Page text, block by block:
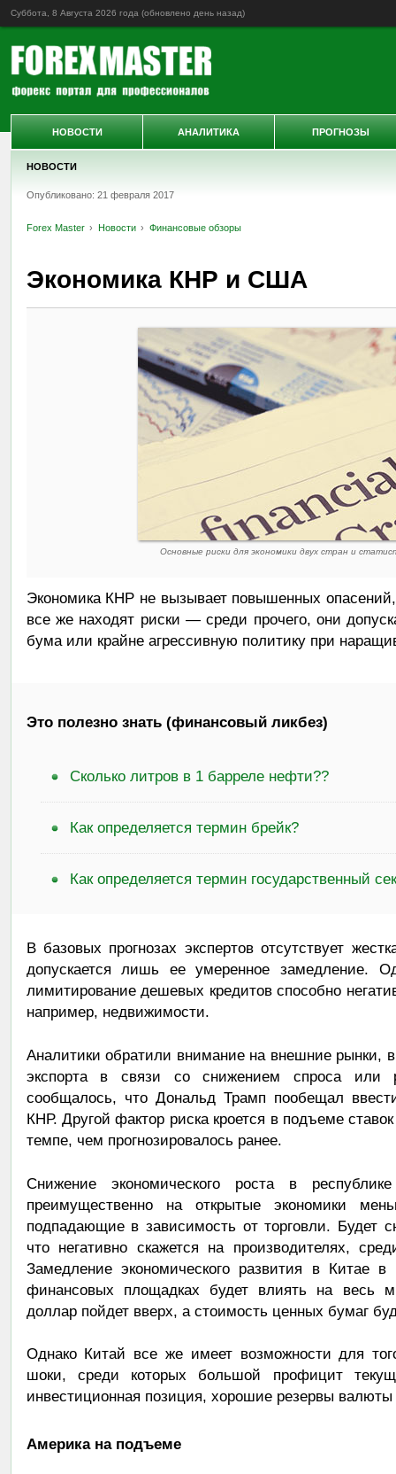
Суббота, 8 Августа 2026 года (обновлено день назад)
НОВОСТИ
Опубликовано: 21 февраля 2017
Forex Master Новости Финансовые обзоры
Экономика КНР и США
Основные риски для экономики двух стран и
Экономика КНР не вызывает повышенных
все же находят риски — среди прочего, они
бума или крайне агрессивную политику при
Это полезно знать (финансовый ликбез)
Сколько литров в 1 барреле нефти??
Как определяется термин брейк?
Как определяется термин государственный
В базовых прогнозах экспертов отсутствует
допускается лишь ее умеренное замедление.
лимитирование дешевых кредитов способно
например, недвижимости.
Аналитики обратили внимание на внешние рынки,
экспорта в связи со снижением спроса или
сообщалось, что Дональд Трамп пообещал
КНР. Другой фактор риска кроется в подъеме
темпе, чем прогнозировалось ранее.
Снижение экономического роста в
преимущественно на открытые экономики
подпадающие в зависимость от торговли. Будет
что негативно скажется на производителях,
Замедление экономического развития в Китае
финансовых площадках будет влиять на весь
доллар пойдет вверх, а стоимость ценных бумаг
Однако Китай все же имеет возможности для
шоки, среди которых большой профицит
инвестиционная позиция, хорошие резервы
Америка на подъеме
НОВОСТИ АНАЛИТИКА ПРОГНОЗЫ